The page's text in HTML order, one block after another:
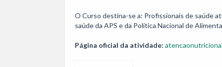
O Curso destina-se a: Profissionais de saúde
Página oficial da atividade: